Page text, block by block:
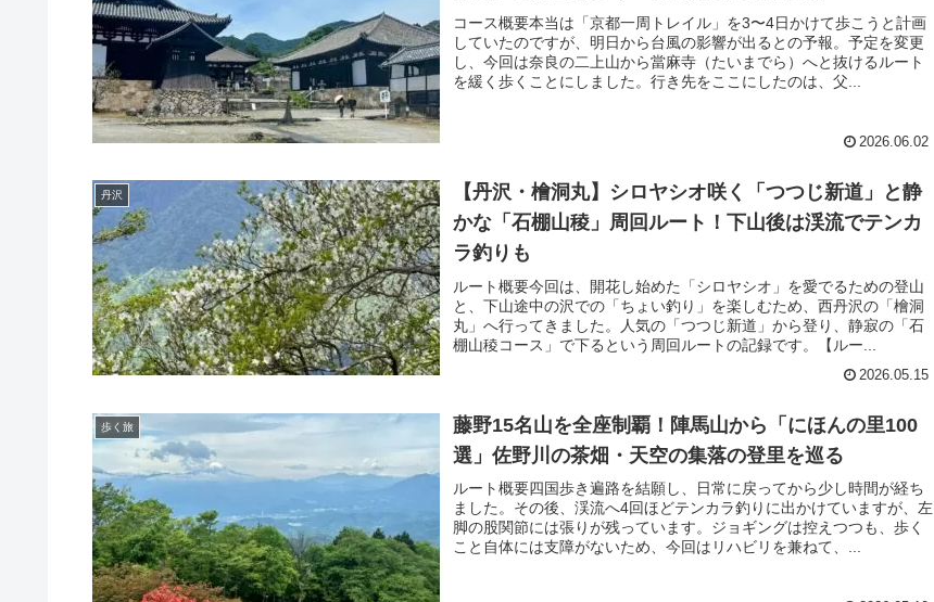
コース概要本当は「京都一周トレイル」を3〜4日かけて歩こうと計画
していたのですが、明日から台風の影響が出るとの予報。予定を変更
し、今回は奈良の二上山から當麻寺（たいまでら）へと抜けるルート
を緩く歩くことにしました。行き先をここにしたのは、父...
2026.06.02
丹沢
【丹沢・檜洞丸】シロヤシオ咲く「つつじ新道」と静
かな「石棚山稜」周回ルート！下山後は渓流でテンカ
ラ釣りも
ルート概要今回は、開花し始めた「シロヤシオ」を愛でるための登山
と、下山途中の沢での「ちょい釣り」を楽しむため、西丹沢の「檜洞
丸」へ行ってきました。人気の「つつじ新道」から登り、静寂の「石
棚山稜コース」で下るという周回ルートの記録です。【ルー...
2026.05.15
歩く旅
藤野15名山を全座制覇！陣馬山から「にほんの里100
選」佐野川の茶畑・天空の集落の登里を巡る
ルート概要四国歩き遍路を結願し、日常に戻ってから少し時間が経ち
ました。その後、渓流へ4回ほどテンカラ釣りに出かけていますが、左
脚の股関節には張りが残っています。ジョギングは控えつつも、歩く
こと自体には支障がないため、今回はリハビリを兼ねて、...